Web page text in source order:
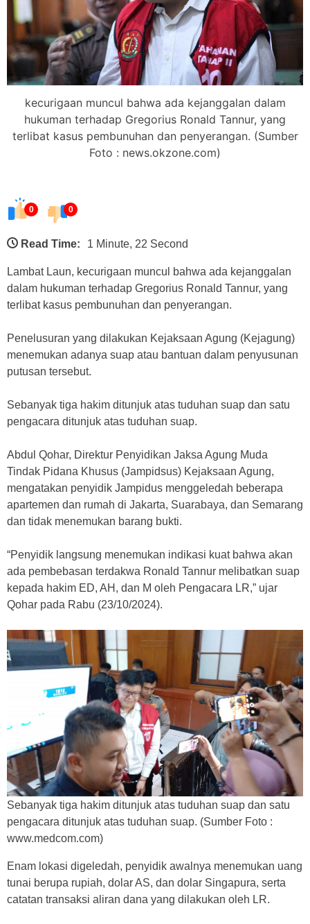
kecurigaan muncul bahwa ada kejanggalan dalam
hukuman terhadap Gregorius Ronald Tannur, yang
terlibat kasus pembunuhan dan penyerangan. (Sumber
Foto : news.okzone.com)
0 0
Read Time: 1 Minute, 22 Second
Lambat Laun, kecurigaan muncul bahwa ada kejanggalan
dalam hukuman terhadap Gregorius Ronald Tannur, yang
terlibat kasus pembunuhan dan penyerangan.
Penelusuran yang dilakukan Kejaksaan Agung (Kejagung)
menemukan adanya suap atau bantuan dalam penyusunan
putusan tersebut.
Sebanyak tiga hakim ditunjuk atas tuduhan suap dan satu
pengacara ditunjuk atas tuduhan suap.
Abdul Qohar, Direktur Penyidikan Jaksa Agung Muda
Tindak Pidana Khusus (Jampidsus) Kejaksaan Agung,
mengatakan penyidik Jampidus menggeledah beberapa
apartemen dan rumah di Jakarta, Suarabaya, dan Semarang
dan tidak menemukan barang bukti.
“Penyidik langsung menemukan indikasi kuat bahwa akan
ada pembebasan terdakwa Ronald Tannur melibatkan suap
kepada hakim ED, AH, dan M oleh Pengacara LR,” ujar
Qohar pada Rabu (23/10/2024).
Sebanyak tiga hakim ditunjuk atas tuduhan suap dan satu
pengacara ditunjuk atas tuduhan suap. (Sumber Foto :
www.medcom.com)
Enam lokasi digeledah, penyidik awalnya menemukan uang
tunai berupa rupiah, dolar AS, dan dolar Singapura, serta
catatan transaksi aliran dana yang dilakukan oleh LR.